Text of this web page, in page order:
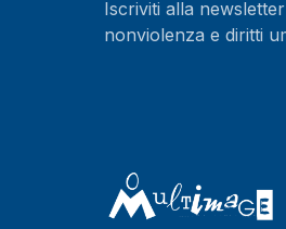
Iscriviti alla
nonviolenza e diritti